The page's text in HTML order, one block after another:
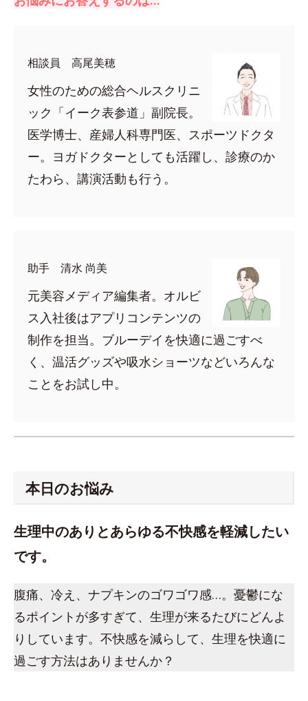
相談員 高尾美穂
女性のための総合ヘルスクリニ
ック「イーク表参道」副院長。
医学博士、産婦人科専門医、スポーツドクタ
ー。ヨガドクターとしても活躍し、診療のか
たわら、講演活動も行う。
助手 清水 尚美
元美容メディア編集者。オルビ
ス入社後はアプリコンテンツの
制作を担当。ブルーデイを快適に過ごすべ
く、温活グッズや吸水ショーツなどいろんな
ことをお試し中。
本日のお悩み
生理中のありとあらゆる不快感を軽減したい
です。
腹痛、冷え、ナプキンのゴワゴワ感…。憂鬱にな
るポイントが多すぎて、生理が来るたびにどんよ
りしています。不快感を減らして、生理を快適に
過ごす方法はありませんか？